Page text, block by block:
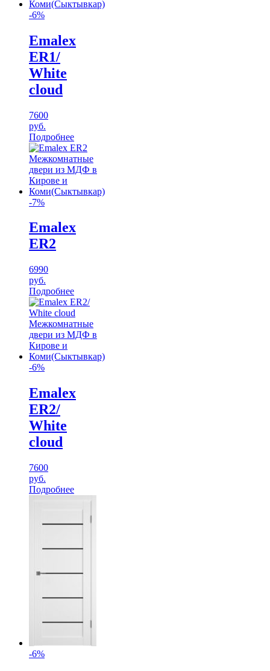
-6%
Emalex
ER1/
White
cloud
7600
руб.
Подробнее
-7%
Emalex
ER2
6990
руб.
Подробнее
-6%
Emalex
ER2/
White
cloud
7600
руб.
Подробнее
-6%